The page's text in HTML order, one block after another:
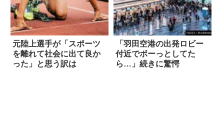
元陸上選手が「スポーツ
を離れて社会に出て良か
った」と思う訳は
「羽田空港の出発ロビー
付近でボーっとしてた
ら…」続きに驚愕